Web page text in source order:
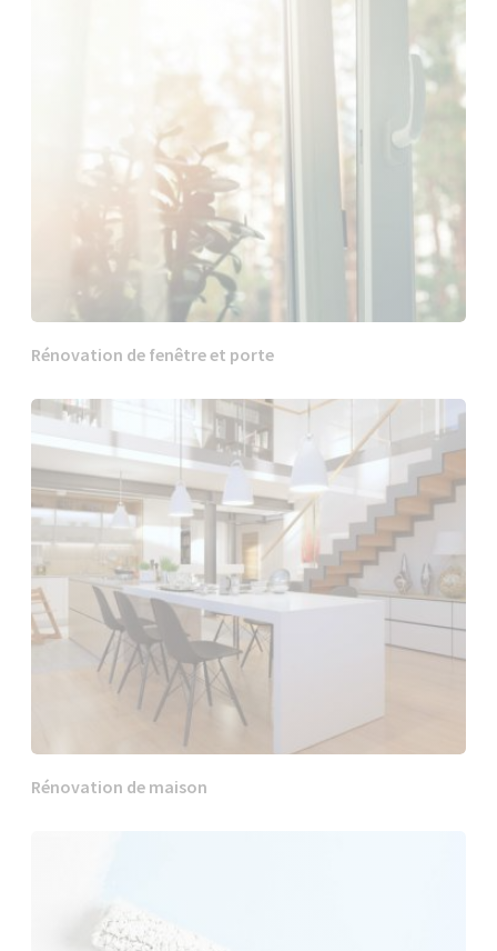
Rénovation de fenêtre et porte
Rénovation de maison